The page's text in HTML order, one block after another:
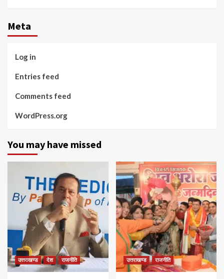
Meta
Log in
Entries feed
Comments feed
WordPress.org
You may have missed
उत्तराखण्ड देश राजनीति उत्तराखण्ड राजनीति